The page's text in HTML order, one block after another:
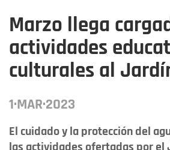
Marzo llega
actividades
culturales al
1·MAR·2023
El cuidado y la protección del